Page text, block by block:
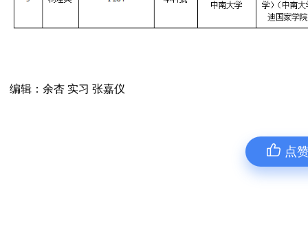
编辑：余杏 实习 张嘉仪
点